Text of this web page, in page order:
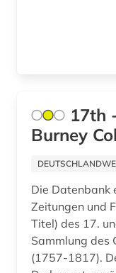
bilanz (1)
Schweden (5)
Schweiz (14)
Spanien (4)
Suedasien (1)
17th
Burney
Die Datenbank
Zeitungen und
Titel) des 17.
Sammlung des
(1757-1817).